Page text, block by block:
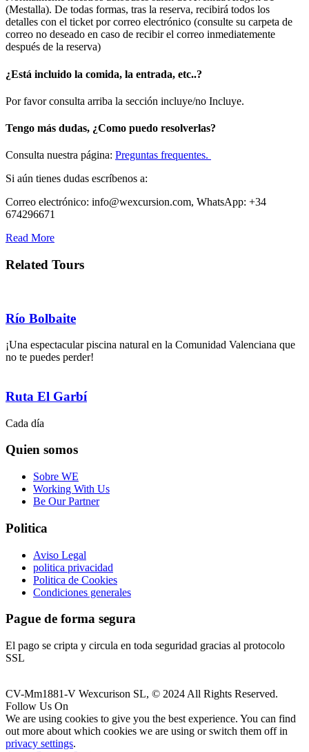
(Mestalla). De todas formas, tras la reserva, recibirá todos los
detalles con el ticket por correo electrónico (consulte su carpeta de
correo no deseado en caso de recibir el correo inmediatemente
después de la reserva)
¿Está incluido la comida, la entrada, etc..?
Por favor consulta arriba la sección incluye/no Incluye.
Tengo más dudas, ¿Como puedo resolverlas?
Consulta nuestra página: Preguntas frequentes.
Si aún tienes dudas escríbenos a:
Correo electrónico: info@wexcursion.com, WhatsApp: +34
674296671
Read More
Related Tours
Río Bolbaite
¡Una espectacular piscina natural en la Comunidad Valenciana que
no te puedes perder!
Ruta El Garbí
Cada día
Quien somos
Sobre WE
Working With Us
Be Our Partner
Politica
Aviso Legal
politica privacidad
Politica de Cookies
Condiciones generales
Pague de forma segura
El pago se cripta y circula en toda seguridad gracias al protocolo
SSL
CV-Mm1881-V Wexcurison SL, © 2024 All Rights Reserved.
Follow Us On
We are using cookies to give you the best experience. You can find
out more about which cookies we are using or switch them off in
privacy settings.